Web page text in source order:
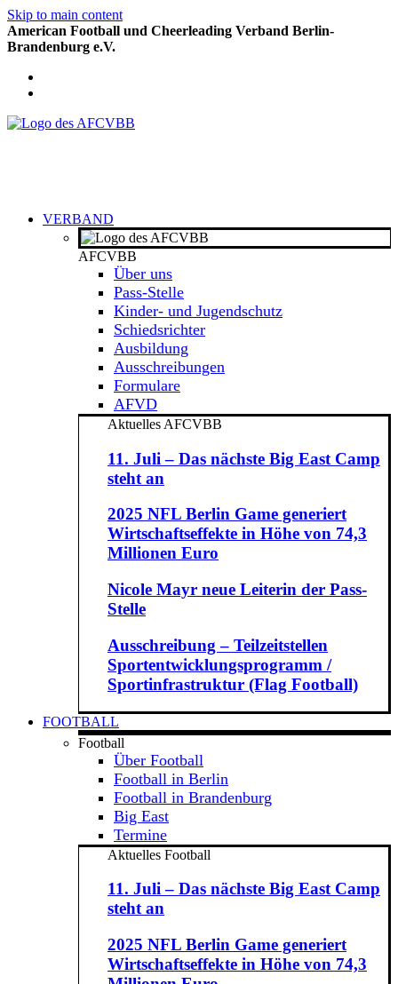
Skip to main content
American Football und Cheerleading Verband Berlin-
Brandenburg e.V.
VERBAND
AFCVBB
Über uns
Pass-Stelle
Kinder- und Jugendschutz
Schiedsrichter
Ausbildung
Ausschreibungen
Formulare
AFVD
Aktuelles AFCVBB
11. Juli – Das nächste Big East Camp
steht an
2025 NFL Berlin Game generiert
Wirtschaftseffekte in Höhe von 74,3
Millionen Euro
Nicole Mayr neue Leiterin der Pass-
Stelle
Ausschreibung – Teilzeitstellen
Sportentwicklungsprogramm /
Sportinfrastruktur (Flag Football)
FOOTBALL
Football
Über Football
Football in Berlin
Football in Brandenburg
Big East
Termine
Aktuelles Football
11. Juli – Das nächste Big East Camp
steht an
2025 NFL Berlin Game generiert
Wirtschaftseffekte in Höhe von 74,3